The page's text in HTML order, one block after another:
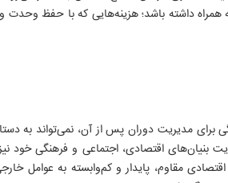
داشته باشد؛ هزینه‌هایی که با حفظ وحدت
مدیریت دوران پس از آن، نمی‌تواند به
بنیان‌های اقتصادی، اجتماعی و فرهنگی خود
مقاوم، پایدار و کم‌وابسته به عوامل